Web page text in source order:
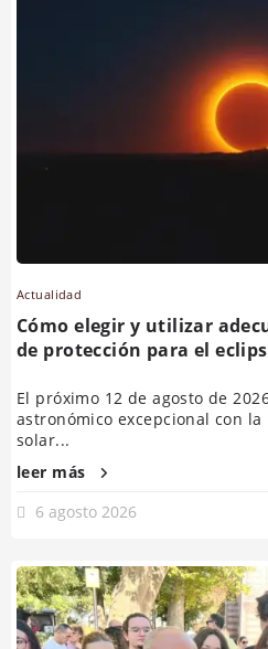
Actualidad
Cómo elegir y utilizar
de protección para el
El próximo 12 de agosto de
astronómico excepcional con
solar...
leer más
6 agosto 2026